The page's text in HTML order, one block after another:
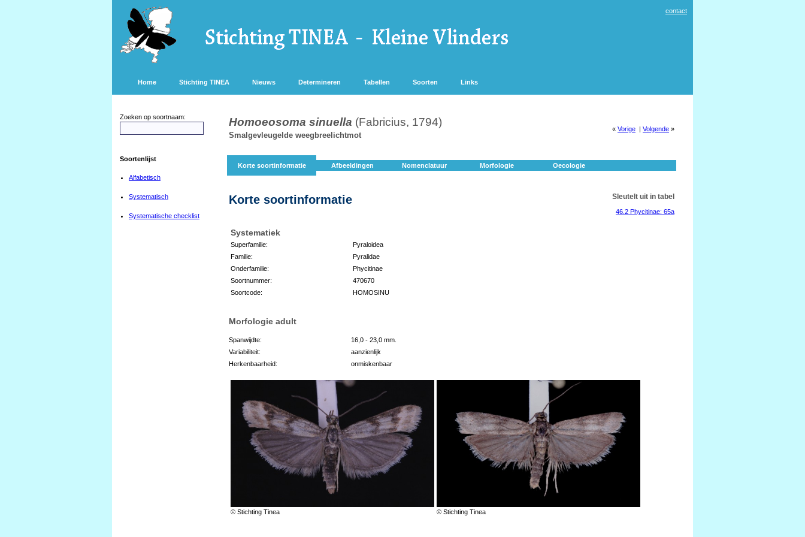
contact
Home Stichting TINEA Nieuws Determineren Tabellen Soorten Links
Zoeken op soortnaam:
Soortenlijst
Alfabetisch
Systematisch
Systematische checklist
Homoeosoma sinuella (Fabricius, 1794)
Smalgevleugelde weegbreelichtmot
« Vorige | Volgende »
Korte soortinformatie Afbeeldingen Nomenclatuur Morfologie Oecologie
Korte soortinformatie
Systematiek
Superfamilie:
Pyraloidea
Familie:
Pyralidae
Onderfamilie:
Phycitinae
Soortnummer:
470670
Soortcode:
HOMOSINU
Sleutelt uit in tabel
46.2 Phycitinae: 65a
Morfologie adult
Spanwijdte:
16,0 - 23,0 mm.
Variabiliteit:
aanzienlijk
Herkenbaarheid:
onmiskenbaar
© Stichting Tinea © Stichting Tinea